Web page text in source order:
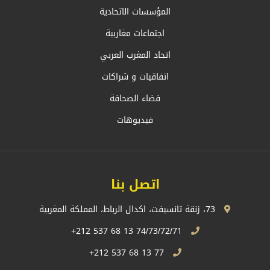
المؤسسات الاتحادية
اجتماعات مغاربية
اتحاد المغرب العربي
اتفاقيات و شراكات
فضاء الصحافة
فيديوهات
اتصل بنا
77 13 68 537 212+